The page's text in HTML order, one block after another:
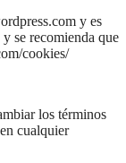
y es
se recomienda que
cookies/
los términos
cualquier